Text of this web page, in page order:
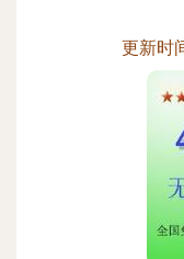
更新时